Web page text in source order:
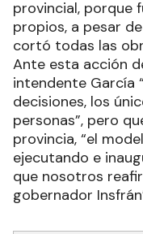
provincial, porque
propios, a pesar
cortó todas las
Ante esta acción
intendente García
decisiones, los
personas”, pero
provincia, “el
ejecutando e
que nosotros
gobernador